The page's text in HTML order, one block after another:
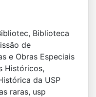
Biblioteca
de
e Obras Especiais
Históricos,
da USP
raras, usp